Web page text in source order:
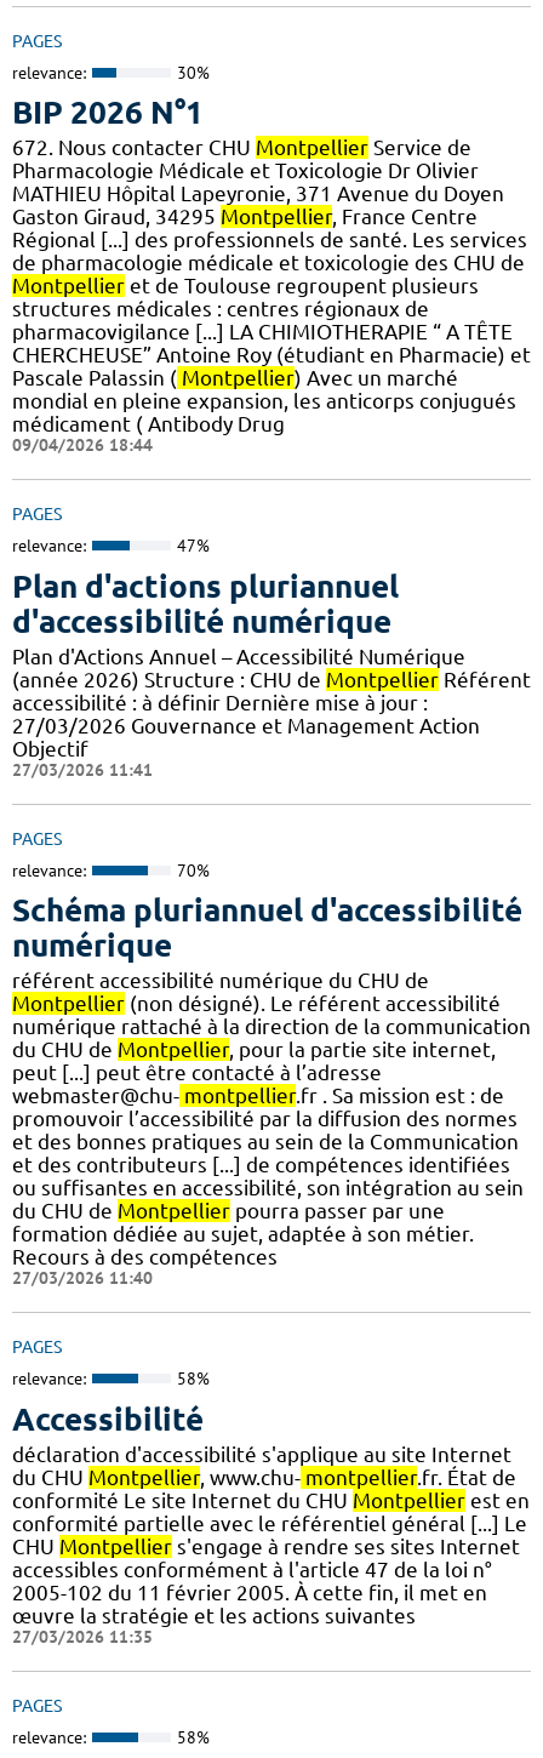
PAGES
relevance: 30%
BIP 2026 N°1
672. Nous contacter CHU Montpellier Service de
Pharmacologie Médicale et Toxicologie Dr Olivier
MATHIEU Hôpital Lapeyronie, 371 Avenue du Doyen
Gaston Giraud, 34295 Montpellier, France Centre
Régional [...] des professionnels de santé. Les services
de pharmacologie médicale et toxicologie des CHU de
Montpellier et de Toulouse regroupent plusieurs
structures médicales : centres régionaux de
pharmacovigilance [...] LA CHIMIOTHERAPIE “ A TÊTE
CHERCHEUSE” Antoine Roy (étudiant en Pharmacie) et
Pascale Palassin ( Montpellier) Avec un marché
mondial en pleine expansion, les anticorps conjugués
médicament ( Antibody Drug
09/04/2026 18:44
PAGES
relevance: 47%
Plan d'actions pluriannuel
d'accessibilité numérique
Plan d'Actions Annuel – Accessibilité Numérique
(année 2026) Structure : CHU de Montpellier Référent
accessibilité : à définir Dernière mise à jour :
27/03/2026 Gouvernance et Management Action
Objectif
27/03/2026 11:41
PAGES
relevance: 70%
Schéma pluriannuel d'accessibilité
numérique
référent accessibilité numérique du CHU de
Montpellier (non désigné). Le référent accessibilité
numérique rattaché à la direction de la communication
du CHU de Montpellier, pour la partie site internet,
peut [...] peut être contacté à l’adresse
webmaster@chu- montpellier.fr . Sa mission est : de
promouvoir l’accessibilité par la diffusion des normes
et des bonnes pratiques au sein de la Communication
et des contributeurs [...] de compétences identifiées
ou suffisantes en accessibilité, son intégration au sein
du CHU de Montpellier pourra passer par une
formation dédiée au sujet, adaptée à son métier.
Recours à des compétences
27/03/2026 11:40
PAGES
relevance: 58%
Accessibilité
déclaration d'accessibilité s'applique au site Internet
du CHU Montpellier, www.chu- montpellier.fr. État de
conformité Le site Internet du CHU Montpellier est en
conformité partielle avec le référentiel général [...] Le
CHU Montpellier s'engage à rendre ses sites Internet
accessibles conformément à l'article 47 de la loi n°
2005-102 du 11 février 2005. À cette fin, il met en
œuvre la stratégie et les actions suivantes
27/03/2026 11:35
PAGES
relevance: 58%